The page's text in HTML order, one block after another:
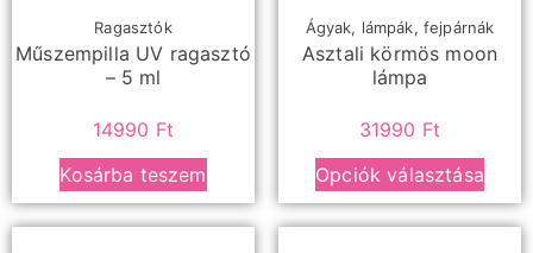
Ragasztók
Műszempilla UV ragasztó
– 5 ml
14990 Ft
Kosárba teszem
Ágyak, lámpák, fejpárnák
Asztali körmös moon
lámpa
31990 Ft
Opciók választása